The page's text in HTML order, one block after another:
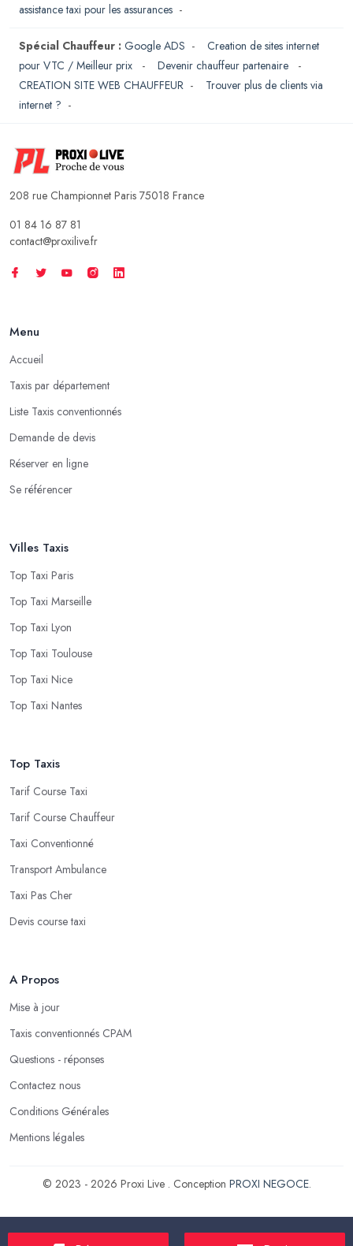
assistance taxi pour les assurances -
Spécial Chauffeur : Google ADS - Creation de sites internet
pour VTC / Meilleur prix
- Devenir chauffeur partenaire
-
CREATION SITE WEB CHAUFFEUR - Trouver plus de clients via
internet ? -
208 rue Championnet Paris 75018 France
01 84 16 87 81
contact@proxilive.fr
Menu
Accueil
Taxis par département
Liste Taxis conventionnés
Demande de devis
Réserver en ligne
Se référencer
Villes Taxis
Top Taxi Paris
Top Taxi Marseille
Top Taxi Lyon
Top Taxi Toulouse
Top Taxi Nice
Top Taxi Nantes
Top Taxis
Tarif Course Taxi
Tarif Course Chauffeur
Taxi Conventionné
Transport Ambulance
Taxi Pas Cher
Devis course taxi
A Propos
Mise à jour
Taxis conventionnés CPAM
Questions - réponses
Contactez nous
Conditions Générales
Mentions légales
© 2023 - 2026 Proxi Live . Conception PROXI NEGOCE.